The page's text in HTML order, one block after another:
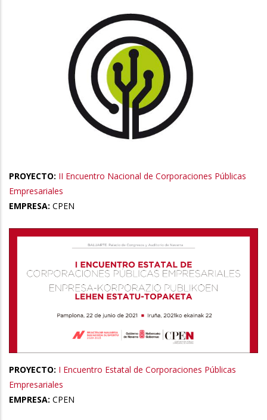
PROYECTO: II Encuentro Nacional de Corporaciones Públicas
Empresariales
EMPRESA: CPEN
PROYECTO: I Encuentro Estatal de Corporaciones Públicas
Empresariales
EMPRESA: CPEN